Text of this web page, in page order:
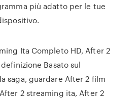
più adatto per le tue
Ita Completo HD, After 2
Basato sul
saga, guardare After 2 film
2 streaming ita, After 2